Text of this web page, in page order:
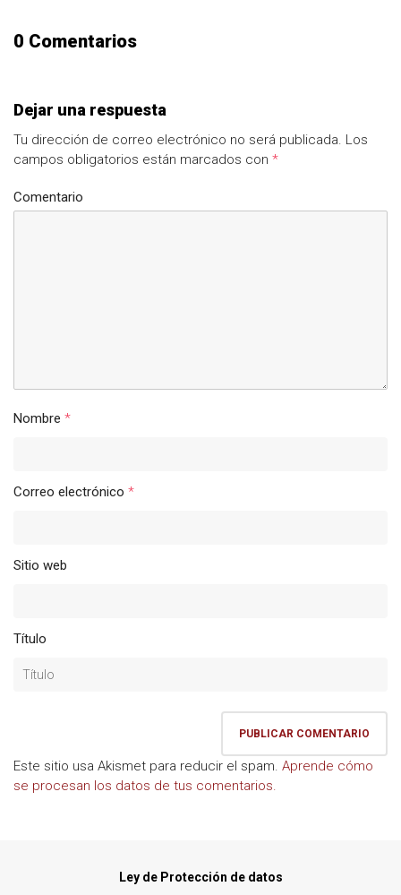
0 Comentarios
Dejar una respuesta
Tu dirección de correo electrónico no será publicada. Los
campos obligatorios están marcados con *
Comentario
Nombre *
Correo electrónico *
Sitio web
Título
Este sitio usa Akismet para reducir el spam. Aprende cómo
se procesan los datos de tus comentarios.
Ley de Protección de datos